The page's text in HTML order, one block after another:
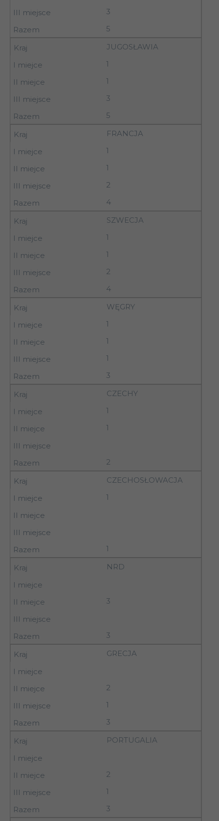
3
5
JUGOSŁAWIA
1
1
3
5
FRANCJA
1
1
2
4
SZWECJA
1
1
2
4
WĘGRY
1
1
1
3
CZECHY
1
1
2
CZECHOSŁOWACJA
1
1
NRD
3
3
GRECJA
2
1
3
PORTUGALIA
2
1
3